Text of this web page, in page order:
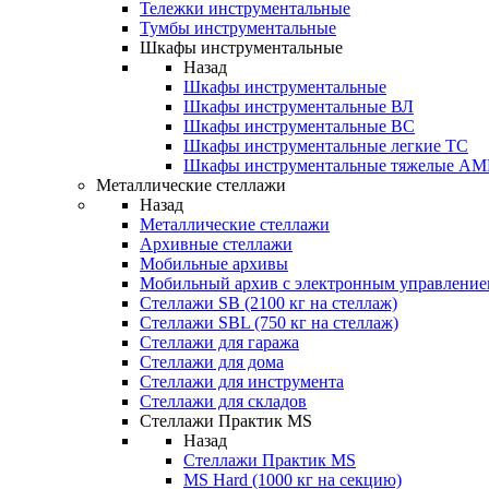
Тележки инструментальные
Тумбы инструментальные
Шкафы инструментальные
Назад
Шкафы инструментальные
Шкафы инструментальные ВЛ
Шкафы инструментальные ВС
Шкафы инструментальные легкие ТС
Шкафы инструментальные тяжелые
Металлические стеллажи
Назад
Металлические стеллажи
Архивные стеллажи
Мобильные архивы
Мобильный архив с электронным
Стеллажи SB (2100 кг на стеллаж)
Стеллажи SBL (750 кг на стеллаж)
Стеллажи для гаража
Стеллажи для дома
Стеллажи для инструмента
Стеллажи для складов
Стеллажи Практик MS
Назад
Стеллажи Практик MS
MS Hard (1000 кг на секцию)